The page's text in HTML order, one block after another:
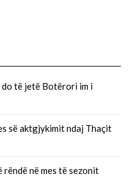
të jetë Botërori im i
së aktgjykimit ndaj Thaçit
në mes të sezonit